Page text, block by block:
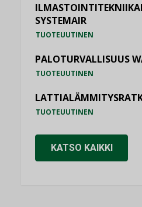
SYSTEMAIR
TUOTEUUTINEN
PALOTURVALLISUUS
TUOTEUUTINEN
TUOTEUUTINEN
KATSO KAIKKI